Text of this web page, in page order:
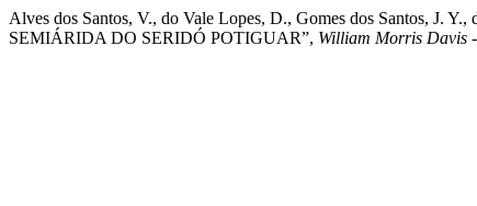
Alves dos Santos, V., do Vale Lopes, D., Gomes dos Santos,
SEMIÁRIDA DO SERIDÓ POTIGUAR”, William Morris Davis